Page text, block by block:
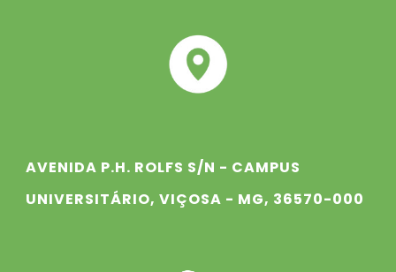
AVENIDA P.H. ROLFS S/N - CAMPUS
UNIVERSITÁRIO, VIÇOSA - MG, 36570-000